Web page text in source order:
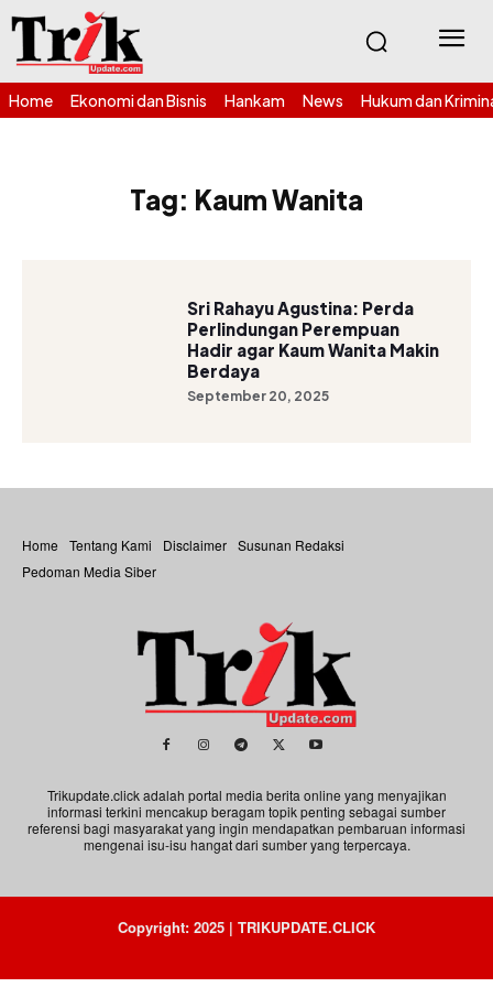
Home Ekonomi dan Bisnis Hankam News Hukum dan
Tag: Kaum Wanita
Sri Rahayu Agustina: Perda
Perlindungan Perempuan
Hadir agar Kaum Wanita Makin
Berdaya
September 20, 2025
Home Tentang Kami Disclaimer Susunan Redaksi
Pedoman Media Siber
Trikupdate.click adalah portal media berita online yang menyajikan
informasi terkini mencakup beragam topik penting sebagai sumber
referensi bagi masyarakat yang ingin mendapatkan pembaruan informasi
mengenai isu-isu hangat dari sumber yang terpercaya.
Copyright: 2025 | TRIKUPDATE.CLICK